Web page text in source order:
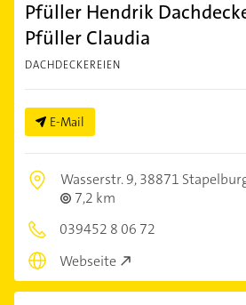
Pfüller Hendrik
Pfüller Claudia
DACHDECKEREIEN
E-Mail
Wasserstr. 9,38871
7,2 km
039452 8 06 72
Webseite